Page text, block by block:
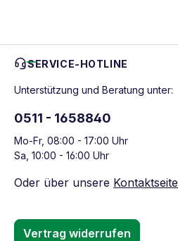
SERVICE-HOTLINE
Unterstützung und Beratung unter:
0511 - 1658840
Mo-Fr, 08:00 - 17:00 Uhr
Sa, 10:00 - 16:00 Uhr
Oder über unsere Kontaktseite
Vertrag widerrufen